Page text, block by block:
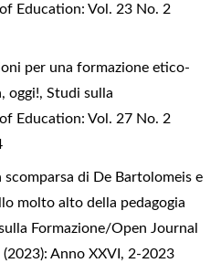
Education: Vol. 23 No. 2
per una formazione etico-
oggi!, Studi sulla
Education: Vol. 27 No. 2
scomparsa di De Bartolomeis e
molto alto della pedagogia
Formazione/Open Journal
Anno XXVI, 2-2023